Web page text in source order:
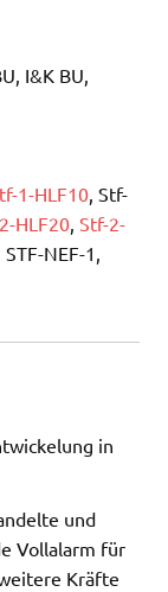
I&K BU,
1-HLF10 , Stf-
HLF20 Stf-2-
, STF-NEF-1,
in
und
Vollalarm für
Kräfte